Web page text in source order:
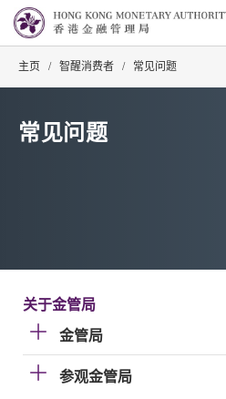
主页 / 智醒消费者 / 常见问题
常见问题
关于金管局
金管局
参观金管局